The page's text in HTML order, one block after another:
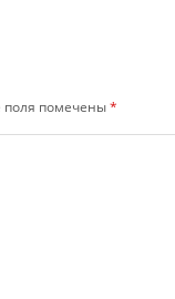
поля помечены*